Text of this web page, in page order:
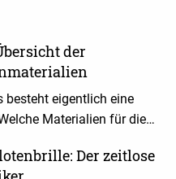
der
besteht eigentlich eine
Materialien für die
du in diesem Artikel.
Der zeitlose